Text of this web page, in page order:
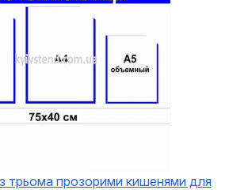
трьома прозорими кишенями для